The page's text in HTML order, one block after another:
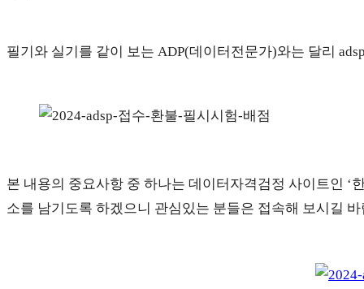
필기와 실기를 같이 보는 ADP(데이터전문가)와는 달리
본 내용의 중요사항 중 하나는 데이터자격검정 사이트인 ‘
소를 남기도록 하겠으니 관심있는 분들은 접속해 보시길